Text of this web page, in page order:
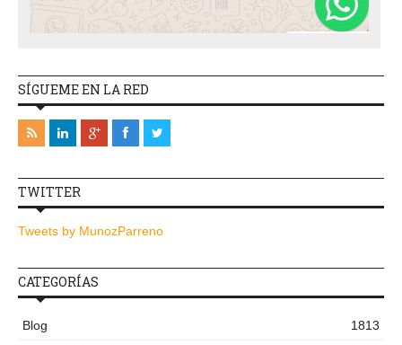
SÍGUEME EN LA RED
TWITTER
Tweets by MunozParreno
CATEGORÍAS
Blog
1813